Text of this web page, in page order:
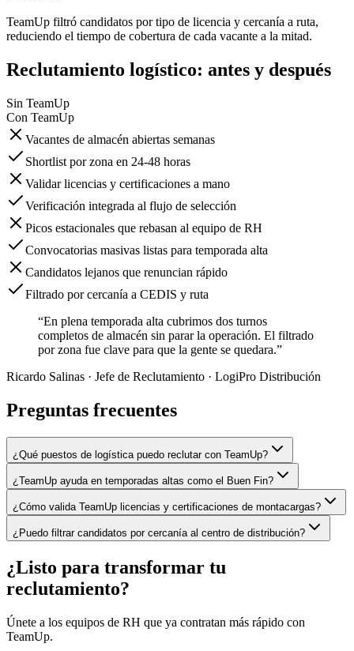
TeamUp filtró candidatos por tipo de licencia y cercanía a ruta,
reduciendo el tiempo de cobertura de cada vacante a la mitad.
Reclutamiento logístico: antes y después
Sin TeamUp
Con TeamUp
Vacantes de almacén abiertas semanas
Shortlist por zona en 24-48 horas
Validar licencias y certificaciones a mano
Verificación integrada al flujo de selección
Picos estacionales que rebasan al equipo de RH
Convocatorias masivas listas para temporada alta
Candidatos lejanos que renuncian rápido
Filtrado por cercanía a CEDIS y ruta
“En plena temporada alta cubrimos dos turnos
completos de almacén sin parar la operación. El filtrado
por zona fue clave para que la gente se quedara.”
Ricardo Salinas · Jefe de Reclutamiento · LogiPro Distribución
Preguntas frecuentes
¿Qué puestos de logística puedo reclutar con TeamUp?
¿TeamUp ayuda en temporadas altas como el Buen Fin?
¿Cómo valida TeamUp licencias y certificaciones de montacargas?
¿Puedo filtrar candidatos por cercanía al centro de distribución?
¿Listo para transformar tu
reclutamiento?
Únete a los equipos de RH que ya contratan más rápido con
TeamUp.